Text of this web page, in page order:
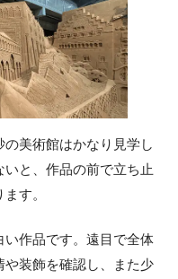
美術館はかなり見学し
と、作品の前で立ち止
す。
作品です。遠目で全体
や装飾を確認し、また少